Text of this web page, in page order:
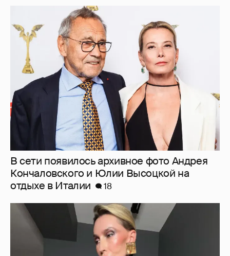
В сети появилось архивное фото Андрея
Кончаловского и Юлии Высоцкой на
отдыхе в Италии
18
"Люблю своё тело". 52-летняя Наталья
Максимова показала фигуру в "голых"